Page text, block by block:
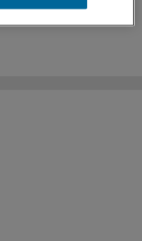
verhandeln.